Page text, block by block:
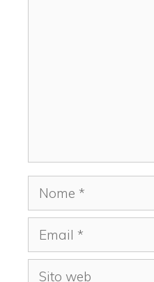
Nome
Email
Sito